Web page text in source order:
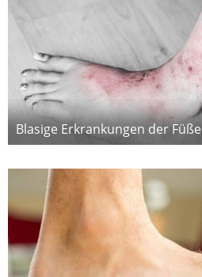
Blasige Erkrankungen der Füße